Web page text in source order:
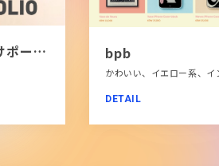
[PR]クリエイター向けポートフォリオツール｜BRIK PORTFOLIO bpb
DETAIL